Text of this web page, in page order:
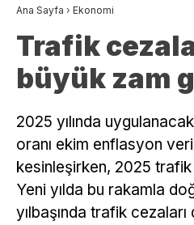
Ana Sayfa › Ekonomi
Trafik
büyük zam
2025 yılında
oranı ekim enflasyon
kesinleşirken, 2025
Yeni yılda bu rakamla
yılbaşında trafik